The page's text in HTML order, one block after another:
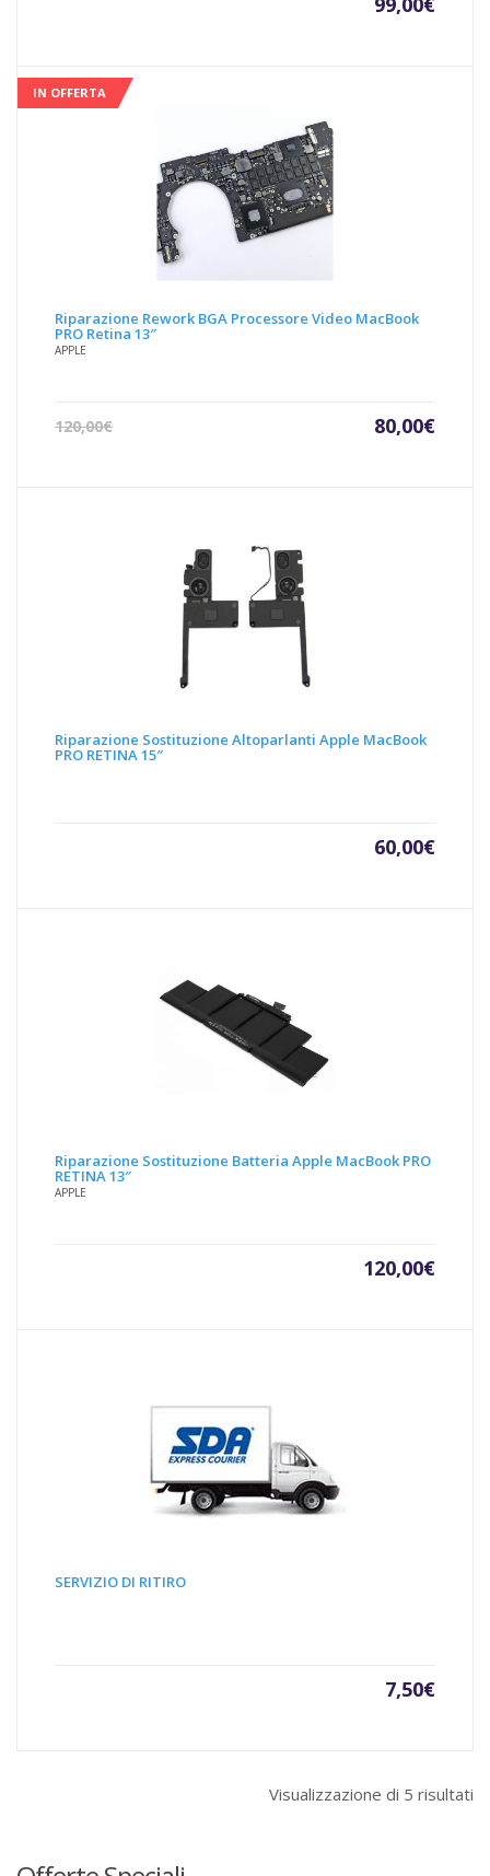
IN OFFERTA
Riparazione Rework BGA Processore Video MacBook
PRO Retina 13″
APPLE
120,00€
Il
80,00€
Il
Riparazione Sostituzione Altoparlanti Apple MacBook
PRO RETINA 15″
60,00€
Riparazione Sostituzione Batteria Apple MacBook PRO
RETINA 13″
APPLE
120,00€
SERVIZIO DI RITIRO
7,50€
Visualizzazione di 5 risultati